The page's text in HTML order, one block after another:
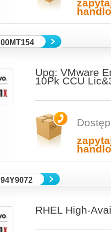
00MT154
Upg: VMware
10Pk CCU
94Y9072
RHEL High-